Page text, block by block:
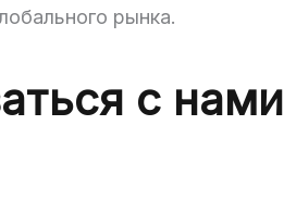
рынка.
с нами